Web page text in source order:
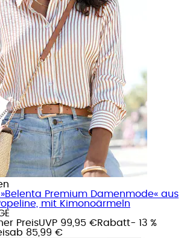
Premium Damenmode« aus
mit Kimonoärmeln
PreisUVP 99,95 €Rabatt- 13 %
ab 85,99 €